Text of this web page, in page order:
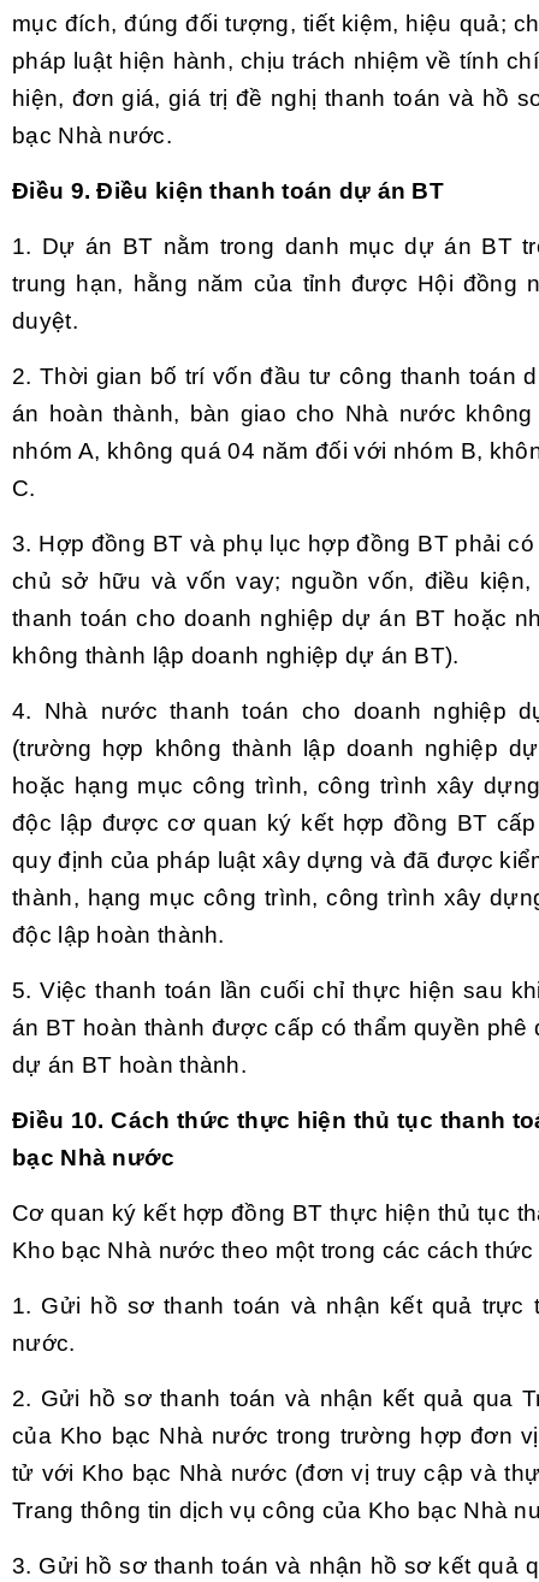
mục đích, đúng đối tượng, tiết kiệm, hiệu quả;
pháp luật hiện hành, chịu trách nhiệm về tính
hiện, đơn giá, giá trị đề nghị thanh toán và hồ
bạc Nhà nước.
Điều 9. Điều kiện thanh toán dự án BT
1. Dự án BT nằm trong danh mục dự án BT
trung hạn, hằng năm của tỉnh được Hội đồng
duyệt.
2. Thời gian bố trí vốn đầu tư công thanh toán
án hoàn thành, bàn giao cho Nhà nước
nhóm A, không quá 04 năm đối với nhóm B,
C.
3. Hợp đồng BT và phụ lục hợp đồng BT phải
chủ sở hữu và vốn vay; nguồn vốn, điều
thanh toán cho doanh nghiệp dự án BT hoặc
không thành lập doanh nghiệp dự án BT).
4. Nhà nước thanh toán cho doanh nghiệp
(trường hợp không thành lập doanh nghiệp
hoặc hạng mục công trình, công trình xây
độc lập được cơ quan ký kết hợp đồng BT
quy định của pháp luật xây dựng và đã được
thành, hạng mục công trình, công trình xây
độc lập hoàn thành.
5. Việc thanh toán lần cuối chỉ thực hiện sau
án BT hoàn thành được cấp có thẩm quyền
dự án BT hoàn thành.
Điều 10. Cách thức thực hiện thủ tục thanh
bạc Nhà nước
Cơ quan ký kết hợp đồng BT thực hiện thủ tục
Kho bạc Nhà nước theo một trong các cách thức
1. Gửi hồ sơ thanh toán và nhận kết quả trực
nước.
2. Gửi hồ sơ thanh toán và nhận kết quả qua
của Kho bạc Nhà nước trong trường hợp đơn
tử với Kho bạc Nhà nước (đơn vị truy cập và
Trang thông tin dịch vụ công của Kho bạc Nhà
3. Gửi hồ sơ thanh toán và nhận hồ sơ kết quả